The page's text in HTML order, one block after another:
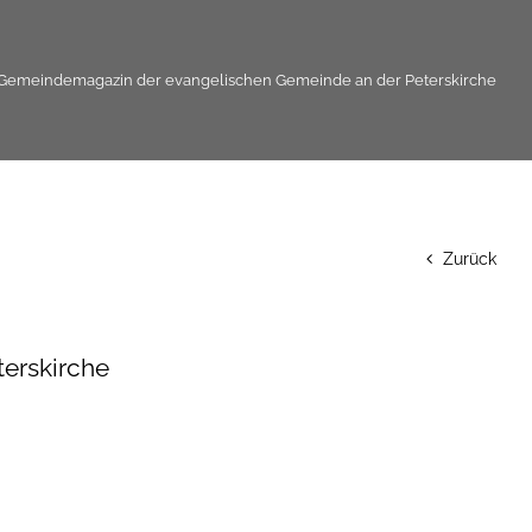
der evangelischen Gemeinde an der Peterskirche
Zurück